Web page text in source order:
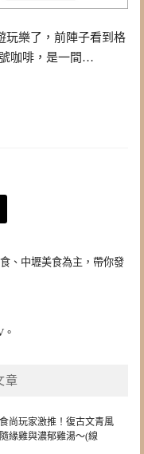
玩樂了，前陣子看到格
咖啡，是一間…
、中壢美食為主，帶你發
章
尚玩家激推！復古文青風
緣雞與濃郁雞湯～(線